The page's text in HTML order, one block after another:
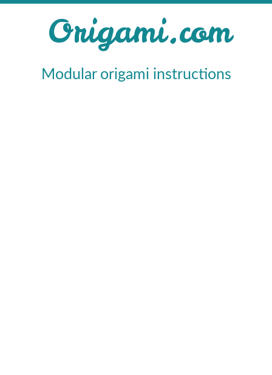
Modular origami instructions
Origami.com